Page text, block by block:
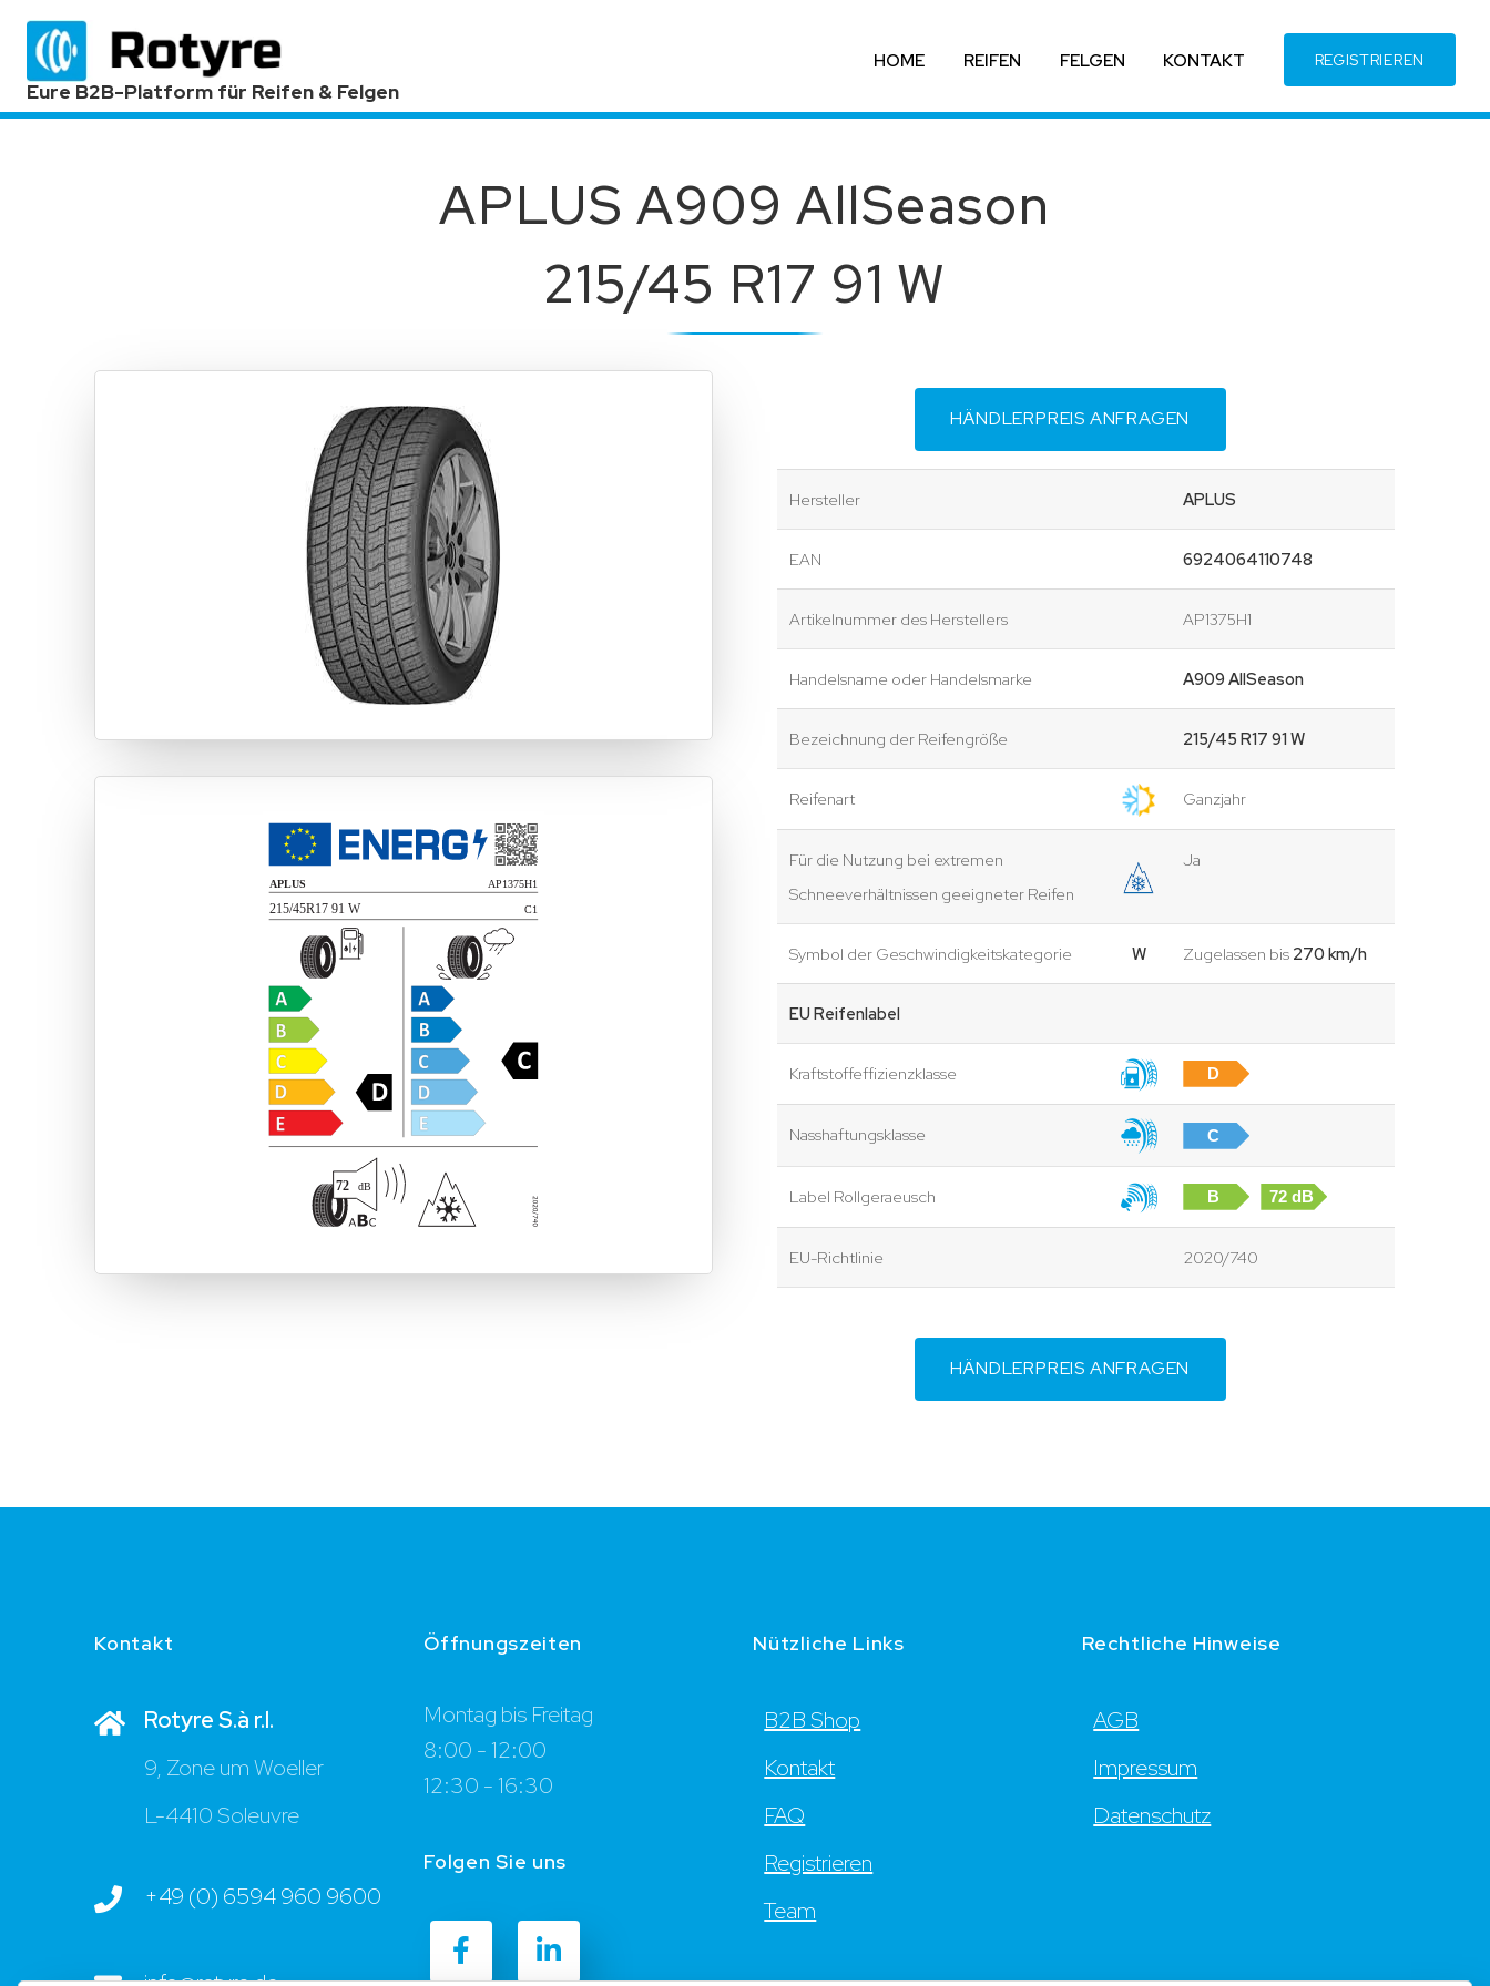
Eure B2B-Platform für Reifen & Felgen
HOME REIFEN FELGEN KONTAKT REGISTRIEREN
APLUS A909 AllSeason
215/45 R17 91 W
HÄNDLERPREIS ANFRAGEN
Hersteller APLUS
EAN 6924064110748
Artikelnummer des Herstellers AP1375H1
Handelsname oder Handelsmarke A909 AllSeason
Bezeichnung der Reifengröße 215/45 R17 91 W
Reifenart Ganzjahr
Für die Nutzung bei extremen
Schneeverhältnissen geeigneter Reifen
Ja
Symbol der Geschwindigkeitskategorie W Zugelassen bis 270 km/h
EU Reifenlabel
Kraftstoffeffizienzklasse D
Nasshaftungsklasse C
Label Rollgeraeusch B 72 dB
EU-Richtlinie 2020/740
HÄNDLERPREIS ANFRAGEN
Kontakt
Rotyre S.à r.l.
9, Zone um Woeller
L-4410 Soleuvre
+49 (0) 6594 960 9600
Öffnungszeiten
Montag bis Freitag
8:00 - 12:00
12:30 - 16:30
Folgen Sie uns
Nützliche Links
B2B Shop
Kontakt
FAQ
Registrieren
Team
Rechtliche Hinweise
AGB
Impressum
Datenschutz